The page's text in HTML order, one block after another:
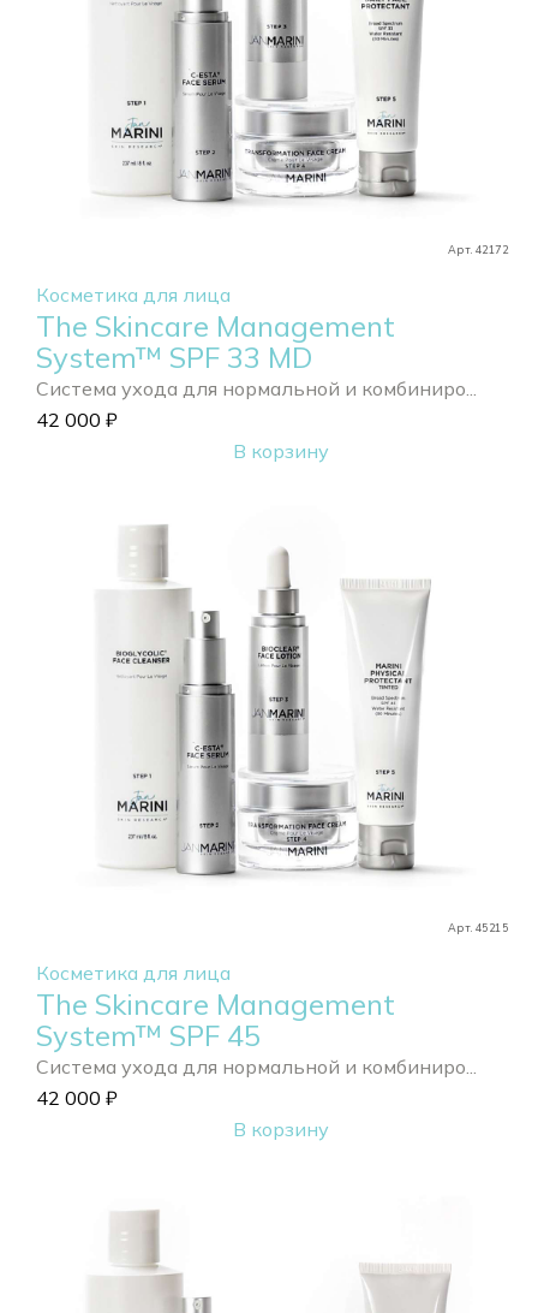
Арт. 42172
Косметика для лица
The Skincare Management
System™ SPF 33 MD
Система ухода для нормальной и комбиниро...
42 000 ₽
В корзину
Арт. 45215
Косметика для лица
The Skincare Management
System™ SPF 45
Система ухода для нормальной и комбиниро...
42 000 ₽
В корзину